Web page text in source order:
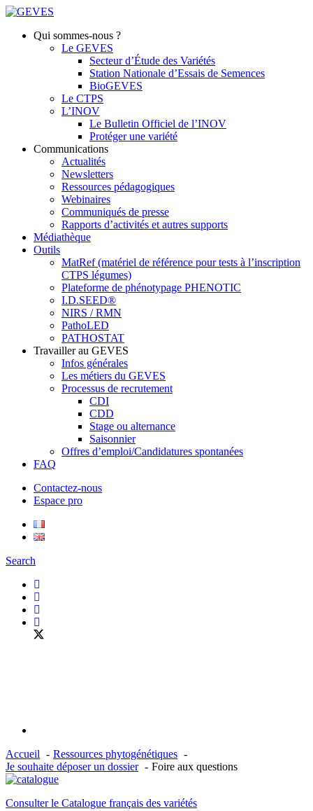
Qui sommes-nous ?
Le GEVES
Secteur d’Étude des Variétés
Station Nationale d’Essais de Semences
BioGEVES
Le CTPS
L’INOV
Le Bulletin Officiel de l’INOV
Protéger une variété
Communications
Actualités
Newsletters
Ressources pédagogiques
Webinaires
Communiqués de presse
Rapports d’activités et autres supports
Médiathèque
Outils
MatRef (matériel de référence pour tests à l’inscription
CTPS légumes)
Plateforme de phénotypage PHENOTIC
I.D.SEED®
NIRS / RMN
PathoLED
PATHOSTAT
Travailler au GEVES
Infos générales
Les métiers du GEVES
Processus de recrutement
CDI
CDD
Stage ou alternance
Saisonnier
Offres d’emploi/Candidatures spontanées
FAQ
Contactez-nous
Espace pro
Search
Accueil
Ressources phytogénétiques
Je souhaite déposer un dossier
Foire aux questions
Consulter le Catalogue français des variétés